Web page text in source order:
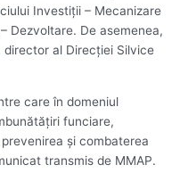
Investiţii – Mecanizare
Dezvoltare. De asemenea,
al Direcţiei Silvice
care în domeniul
funciare,
şi combaterea
transmis de MMAP.